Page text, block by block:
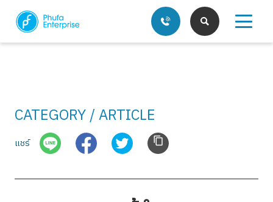
บริการของเรา
บทความ
CATEGORY / ARTICLE
แชร์